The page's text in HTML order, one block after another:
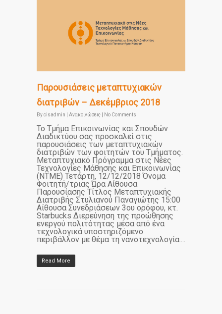
Παρουσιάσεις μεταπτυχιακών
διατριβών – Δεκέμβριος 2018
Bycisadmin Ανακοινώσεις No Comments
Το Τμήμα Επικοινωνίας και Σπουδών
Διαδικτύου σας προσκαλεί στις
παρουσιάσεις των μεταπτυχιακών
διατριβών των φοιτητών του Τμήματος.
Μεταπτυχιακό Πρόγραμμα στις Νέες
Τεχνολογίες Μάθησης και Επικοινωνίας
(ΝΤΜΕ) Τετάρτη, 12/12/2018 Όνομα
Φοιτητή/τριας Ώρα Αίθουσα
Παρουσίασης Τίτλος Μεταπτυχιακής
Διατριβής Στυλιανού Παναγιώτης 15:00
Αίθουσα Συνεδριάσεων 3ου ορόφου, κτ.
Starbucks Διερεύνηση της προώθησης
ενεργού πολιτότητας μέσα από ένα
τεχνολογικά υποστηριζόμενο
περιβάλλον με θέμα τη νανοτεχνολογία....
Read More